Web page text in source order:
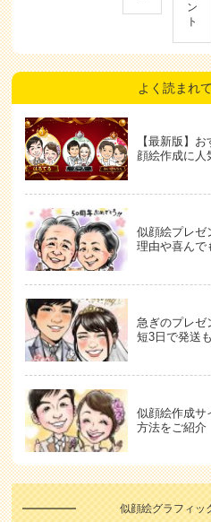
ン
ト
よく読まれ
【最新版】
顔絵作成に人
似顔絵プレゼ
理由や喜んで
急ぎのプレゼ
短3日で発送も
似顔絵作成サ
方法をご紹介
似顔絵グラフィッ